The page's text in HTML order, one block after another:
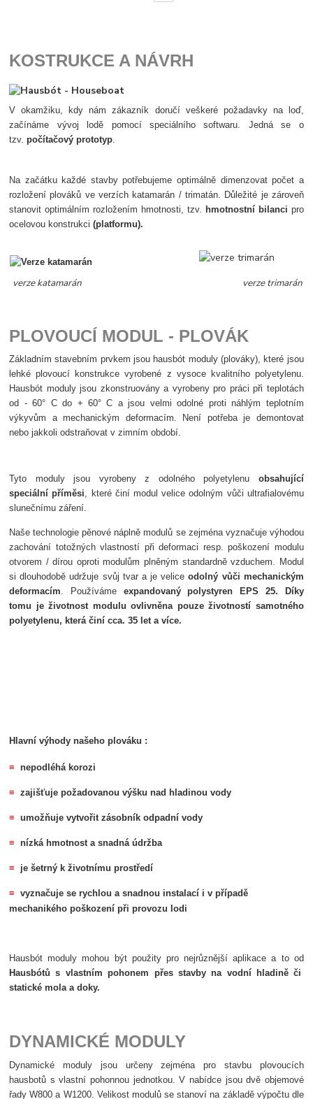
KOSTRUKCE A NÁVRH
V okamžiku, kdy nám zákazník doručí veškeré požadavky na loď,
začínáme vývoj lodě pomocí speciálního softwaru. Jedná se o
tzv.počítačový prototyp.
Na začátku každé stavby potřebujeme optimálně dimenzovat počet a
rozložení plováků ve verzích katamarán / trimatán. Důležité je zároveň
stanovit optimálním rozložením hmotnosti, tzv. hmotnostní bilanci pro
ocelovou konstrukci (platformu).
verze katamarán verze trimarán
PLOVOUCÍ MODUL - PLOVÁK
Základním stavebním prvkem jsou hausbót moduly (plováky), které jsou
lehké plovoucí konstrukce vyrobené z vysoce kvalitního polyetylenu.
Hausbót moduly jsou zkonstruovány a vyrobeny pro práci při teplotách
od - 60° C do + 60° C a jsou velmi odolné proti náhlým teplotním
výkyvům a mechanickým deformacím. Není potřeba je demontovat
nebo jakkoli odstraňovat v zimním období.
Tyto moduly jsou vyrobeny z odolného polyetylenu obsahující
speciální příměsi, které činí modul velice odolným vůči ultrafialovému
slunečnímu záření.
Naše technologie pěnové náplně modulů se zejména vyznačuje výhodou
zachování totožných vlastností při deformaci resp. poškození modulu
otvorem / dírou oproti modulům plněným standardně vzduchem. Modul
si dlouhodobě udržuje svůj tvar a je veliceodolný vůči mechanickým
deformacím. Používáme expandovaný polystyren EPS 25. Díky
tomu je životnost modulu ovlivněna pouze životností samotného
polyetylenu, která činí cca. 35 let a více.
Hlavní výhody našeho plováku :
≡ nepodléhá korozi
≡ zajišťuje požadovanou výšku nad hladinou vody
≡ umožňuje vytvořit zásobník odpadní vody
≡ nízká hmotnost a snadná údržba
≡ je šetrný k životnímu prostředí
≡ vyznačuje se rychlou a snadnou instalací i v případě
mechanikého poškození při provozu lodi
Hausbót moduly mohou být použity pro nejrůznější aplikace a to od
Hausbótů s vlastním pohonem přes stavby na vodní hladině či
statické mola a doky.
DYNAMICKÉ MODULY
Dynamické moduly jsou určeny zejména pro stavbu plovoucích
hausbotů s vlastní pohonnou jednotkou. V nabídce jsou dvě objemové
řady W800 a W1200. Velikost modulů se stanoví na základě výpočtu dle